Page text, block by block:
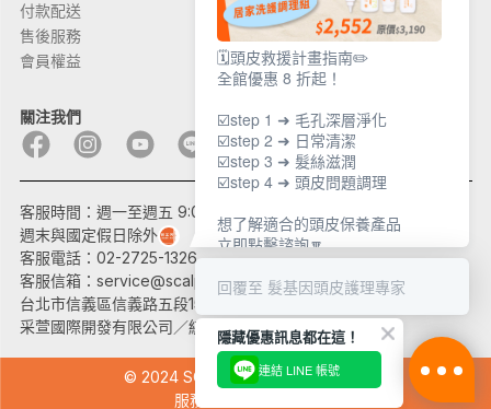
付款配送
售後服務
會員權益
頭皮問題
產品問題
外部通路
關注我們
客服時間：週一至週五 9:00~17:30
週末與國定假日除外
客服電話：02-2725-1326
客服信箱： service@scalprecovery.com
台北市信義區信義路五段150巷10號B2
采萱國際開發有限公司／統一編號：27543512
© 2024 SCALP RECOVERY 髮基因
服務條款 隱私權政策
🗓️頭皮救援計畫指南✏️
全館優惠 8 折起！
☑️step 1 ➜ 毛孔深層淨化
☑️step 2 ➜ 日常清潔
☑️step 3 ➜ 髮絲滋潤
☑️step 4 ➜ 頭皮問題調理
想了解適合的頭皮保養產品
立即點擊諮詢🔽
回覆至 髮基因頭皮護理專家
隱藏優惠訊息都在這！
連結 LINE 帳號